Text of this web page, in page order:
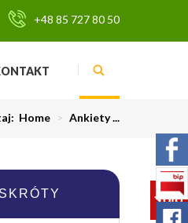
+48 85 727 80 50
Home > Ankiety ...